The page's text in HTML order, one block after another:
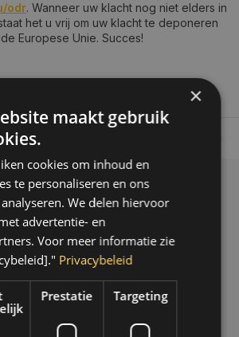
odr. Wanneer uw klacht nog niet elders in
het u vrij om uw klacht te deponeren
Europese Unie. Succes!
sturen.
×
maakt gebruik
cookies om inhoud en
te personaliseren en ons
We delen hiervoor
advertentie- en
Voor meer informatie zie
Privacybeleid
Prestatie Targeting